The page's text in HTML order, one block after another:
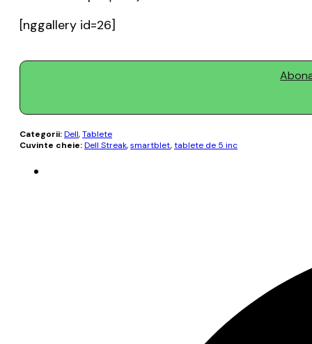
[nggallery id=26]
Categorii:Dell,Tablete
Cuvinte cheie:Dell Streak,smartblet,tablete de 5 inc